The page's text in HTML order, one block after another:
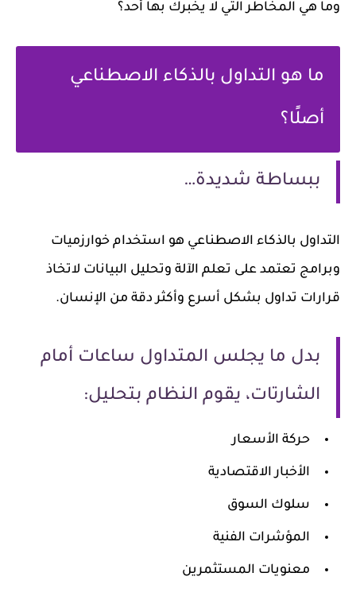
وما هي المخاطر التي لا يخبرك بها أحد؟
ما هو التداول بالذكاء الاصطناعي
أصلًا؟
ببساطة شديدة…
التداول بالذكاء الاصطناعي هو استخدام خوارزميات
وبرامج تعتمد على تعلم الآلة وتحليل البيانات لاتخاذ
قرارات تداول بشكل أسرع وأكثر دقة من الإنسان.
بدل ما يجلس المتداول ساعات أمام
الشارتات، يقوم النظام بتحليل:
حركة الأسعار
الأخبار الاقتصادية
سلوك السوق
المؤشرات الفنية
معنويات المستثمرين